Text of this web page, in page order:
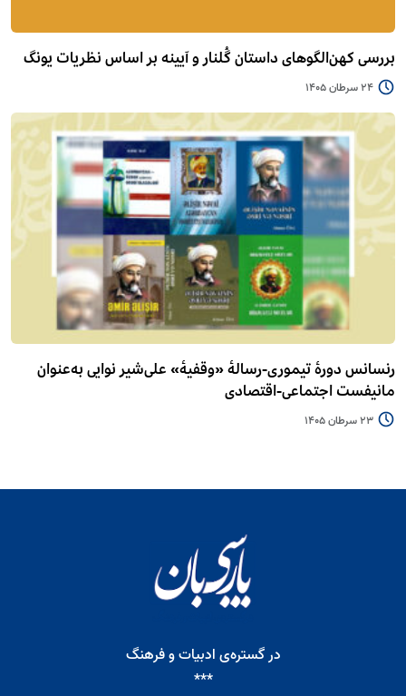
بررسی کهن‌الگوهای داستان گُلنار و آیینه بر اساس نظریات یونگ
24 سرطان 1405
رنسانس دورۀ تیموری-رسالۀ «وقفیۀ» علی‌شیر نوایی به‌عنوان
مانیفست اجتماعی-اقتصادی
23 سرطان 1405
در گستره‌ی ادبیات و فرهنگ
***